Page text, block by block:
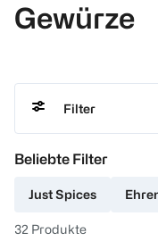
Gewürze
Filter
Beliebte Filter
Just Spices
32 Produkte